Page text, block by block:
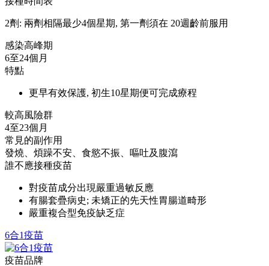
2劑: 兩劑相隔最少4個星期, 第一劑須在 20週齡前服用
感染高峰期
6至24個月
特點
更早有效保護, 初生10星期便可完成療程
較高風險群
4至23個月
常見的副作用
發燒、煩躁不安、食慾不振、嘔吐及腹瀉
誰不應接種疫苗
對疫苗成分出現嚴重過敏反應
有腸套疊病史; 未矯正的先天性胃腸道畸形
嚴重複合型免疫缺乏症
6合1疫苗
疫苗品牌